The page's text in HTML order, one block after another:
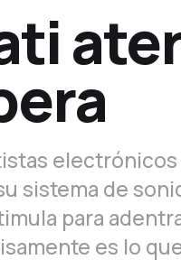
electrónicos
sistema de
para
es lo